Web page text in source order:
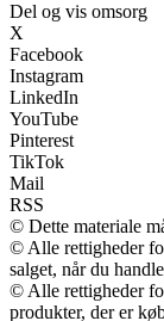
Del og vis omsorg
X
Facebook
Instagram
LinkedIn
YouTube
Pinterest
TikTok
Mail
RSS
© Dette materiale
© Alle rettigheder
salget, når du
© Alle rettigheder
produkter, der er